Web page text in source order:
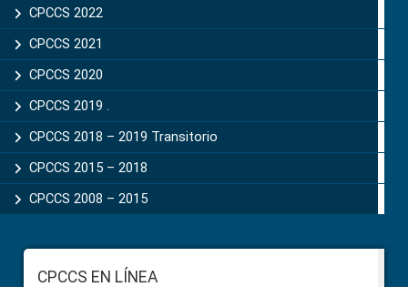
CPCCS 2022
CPCCS 2021
CPCCS 2020
CPCCS 2019 .
CPCCS 2018 – 2019 Transitorio
CPCCS 2015 – 2018
CPCCS 2008 – 2015
FooterCPCCS EN LÍNEA